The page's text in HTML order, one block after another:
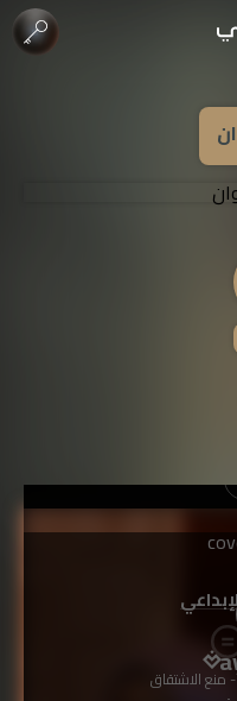
الاشتقاق
فن